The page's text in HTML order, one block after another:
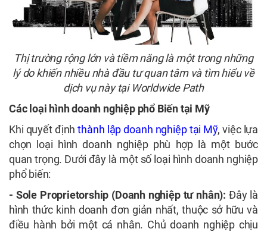
Thị trường rộng lớn và tiềm năng là một trong những
lý do khiến nhiều nhà đầu tư quan tâm và tìm hiểu về
dịch vụ này tại Worldwide Path
Các loại hình doanh nghiệp phổ Biến tại Mỹ
Khi quyết địnhthành lập doanh nghiệp tại Mỹ, việc lựa
chọn loại hình doanh nghiệp phù hợp là một bước
quan trọng. Dưới đây là một số loại hình doanh nghiệp
phổ biến:
- Sole Proprietorship (Doanh nghiệp tư nhân): Đây là
hình thức kinh doanh đơn giản nhất, thuộc sở hữu và
điều hành bởi một cá nhân. Chủ doanh nghiệp chịu